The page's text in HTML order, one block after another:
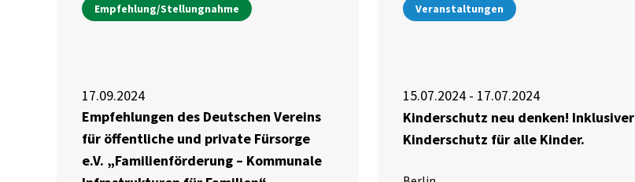
Empfehlung/Stellungnahme
17.09.2024
Empfehlungen des Deutschen Vereins
für öffentliche und private Fürsorge
e.V. „Familienförderung – Kommunale
Veranstaltungen
15.07.2024 - 17.07.2024
Kinderschutz neu denken! Inklusiver
Kinderschutz für alle Kinder.